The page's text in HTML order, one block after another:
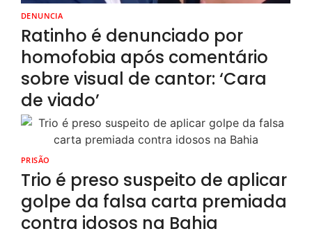
DENUNCIA
Ratinho é denunciado por
homofobia após comentário
sobre visual de cantor: ‘Cara
de viado’
PRISÃO
Trio é preso suspeito de aplicar
golpe da falsa carta premiada
contra idosos na Bahia